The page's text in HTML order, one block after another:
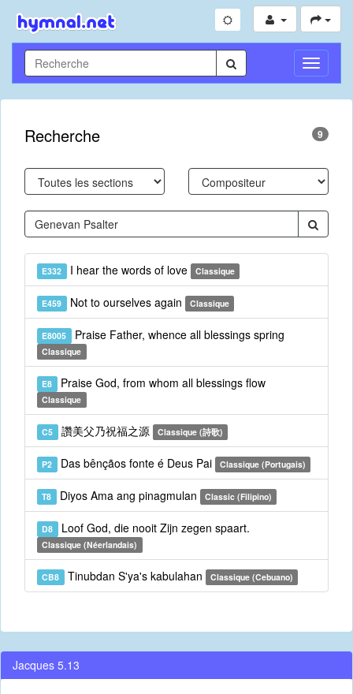
Toggle
Recherche 9
E332 I hear the words of love Classique
E459 Not to ourselves again Classique
E8005 Praise Father, whence all blessings spring
Classique
E8 Praise God, from whom all blessings flow
Classique
C5 讚美父乃祝福之源 Classique (詩歌)
P2 Das bênçãos fonte é Deus Pai Classique (Portugais)
T8 Diyos Ama ang pinagmulan Classic (Filipino)
D8 Loof God, die nooit Zijn zegen spaart.
Classique (Néerlandais)
CB8 Tinubdan S'ya's kabulahan Classique (Cebuano)
Jacques 5.13